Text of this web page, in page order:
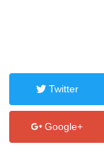
Twitter
Google+